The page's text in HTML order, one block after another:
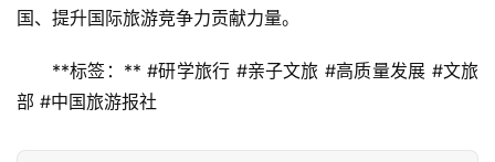
国、提升国际旅游竞争力贡献力量。
**标签：** #研学旅行 #亲子文旅 #高质量发展 #文旅
部 #中国旅游报社